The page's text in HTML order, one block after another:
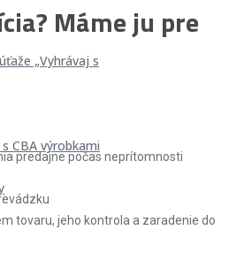
„Vyhrávaj s
CBA výrobkami
Máme ju pre
predajne počas neprítomnosti
tovaru, jeho kontrola a zaradenie do